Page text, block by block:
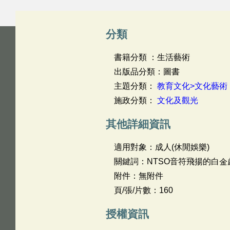
分類
書籍分類 ：生活藝術
出版品分類：圖書
主題分類： 教育文化>文化藝術
施政分類： 文化及觀光
其他詳細資訊
適用對象：成人(休閒娛樂)
關鍵詞：NTSO音符飛揚的白金
附件：無附件
頁/張/片數：160
授權資訊